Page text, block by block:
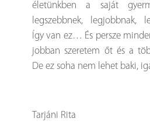
életünkben a saját
legszebbnek, legjobbnak,
Így van ez… És persze
jobban szeretem őt és a
De ez soha nem lehet baki,
Tarjáni Rita